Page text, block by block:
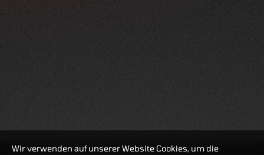
Wir verwenden auf unserer Website Cookies, um die